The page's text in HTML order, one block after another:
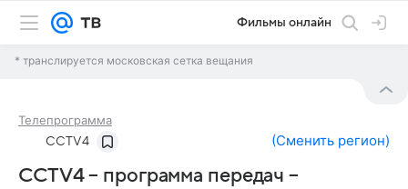
Фильмы онлайн
* транслируется московская сетка вещания
Телепрограмма
CCTV4 (Сменить регион)
CCTV4 – программа передач –